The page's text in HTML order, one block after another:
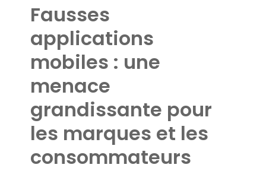
Fausses
applications
mobiles : une
menace
grandissante pour
les marques et les
consommateurs